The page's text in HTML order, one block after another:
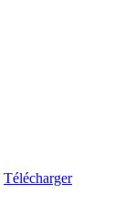
Télécharger